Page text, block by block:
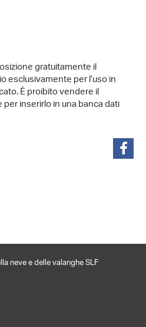
gratuitamente il
esclusivamente per l’uso in
È proibito vendere il
inserirlo in una banca dati
neve e delle valanghe SLF